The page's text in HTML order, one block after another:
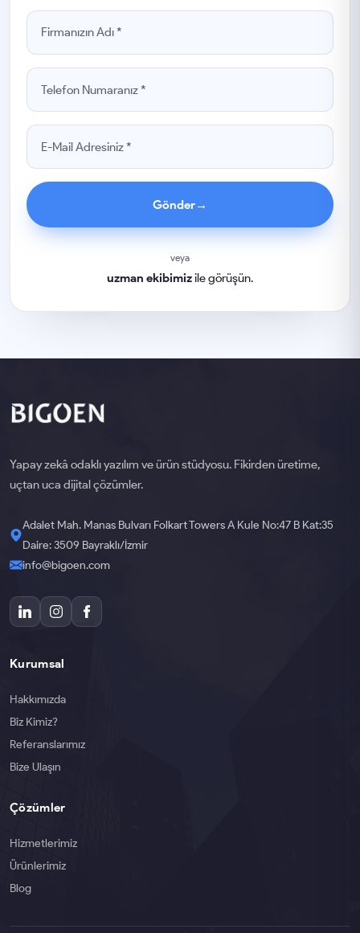
Gönder→
veya
uzman ekibimizile görüşün.
Yapay zekâ odaklı yazılım ve ürün stüdyosu. Fikirden üretime,
uçtan uca dijital çözümler.
Adalet Mah. Manas Bulvarı Folkart Towers A Kule No:47 B Kat:35
Daire: 3509 Bayraklı/İzmir
info@bigoen.com
Kurumsal
Hakkımızda
Biz Kimiz?
Referanslarımız
Bize Ulaşın
Çözümler
Hizmetlerimiz
Ürünlerimiz
Blog